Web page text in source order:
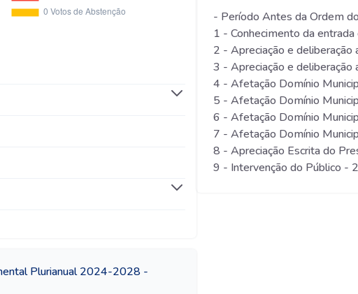
Plurianual 2024-2028 -
- Período Antes da Ordem
1 - Conhecimento da entrada
2 - Apreciação e deliberação
3 - Apreciação e deliberação
4 - Afetação Domínio
5 - Afetação Domínio
6 - Afetação Domínio
7 - Afetação Domínio
8 - Apreciação Escrita do
9 - Intervenção do Público -